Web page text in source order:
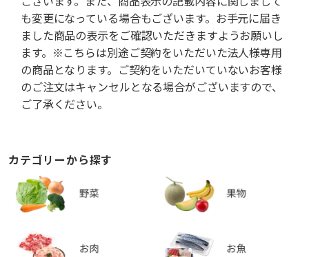
も変更になっている場合もございます。お手元に届き
ました商品の表示をご確認いただきますようお願いし
ます。※こちらは別途ご契約をいただいた法人様専用
の商品となります。ご契約をいただいていないお客様
のご注文はキャンセルとなる場合がございますので、
ご了承ください。
カテゴリーから探す